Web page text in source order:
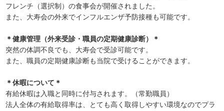
フレンチ（選択制）の食事会が開催されました。
また、大寿会の外来でインフルエンザ予防接種も可能です。
＊健康管理（外来受診・職員の定期健康診断）＊
突然の体調不良でも、大寿会で受診可能です。
また、職員の定期健康診断も当院で受けることができます。
＊休暇について＊
有給休暇は入職と同時に付与されます。（常勤職員）
法人全体の有給取得率は、とても高く取得しやすい環境なのでプラ